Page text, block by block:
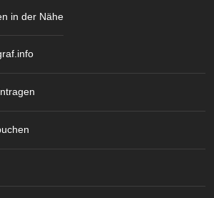
in der Nähe